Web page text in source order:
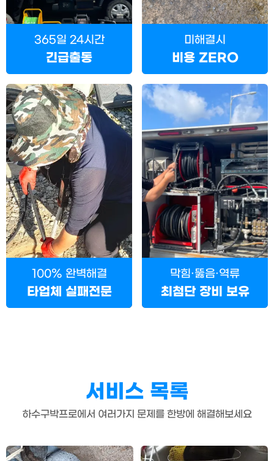
365일 24시간
긴급출동
미해결시
비용 ZERO
100% 완벽해결
타업체 실패전문
막힘·뚫음·역류
최첨단 장비 보유
서비스 목록
하수구박프로에서 여러가지 문제를 한방에 해결해보세요